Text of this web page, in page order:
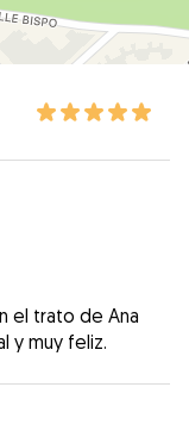
el trato de Ana
y muy feliz.